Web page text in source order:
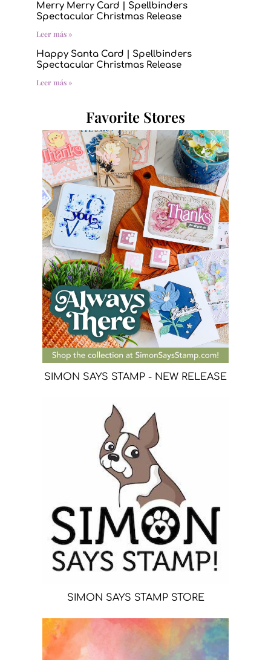
Merry Merry Card | Spellbinders
Spectacular Christmas Release
Leer más »
Happy Santa Card | Spellbinders
Spectacular Christmas Release
Leer más »
Favorite Stores
SIMON SAYS STAMP - NEW RELEASE
SIMON SAYS STAMP STORE